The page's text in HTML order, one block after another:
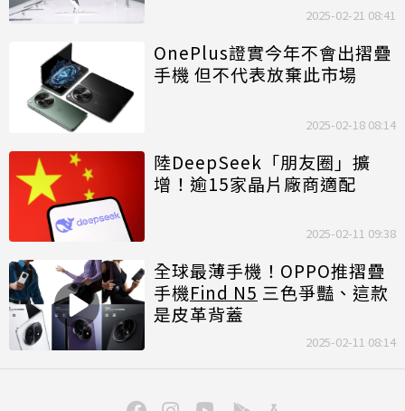
2025-02-21 08:41
OnePlus證實今年不會出摺疊
手機 但不代表放棄此市場
2025-02-18 08:14
陸DeepSeek「朋友圈」擴
增！逾15家晶片廠商適配
2025-02-11 09:38
全球最薄手機！OPPO推摺疊
手機Find N5 三色爭豔、這款
是皮革背蓋
2025-02-11 08:14